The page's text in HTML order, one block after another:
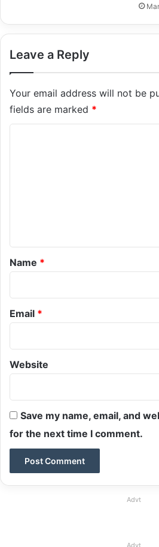
Leave a Reply
Your email address will not be
fields are marked *
*
Name *
Email *
Website
Save my name, email, and
for the next time I comment.
Advt
Advt